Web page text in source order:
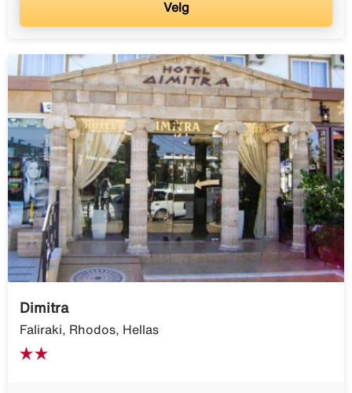
Velg
Dimitra
Faliraki, Rhodos, Hellas